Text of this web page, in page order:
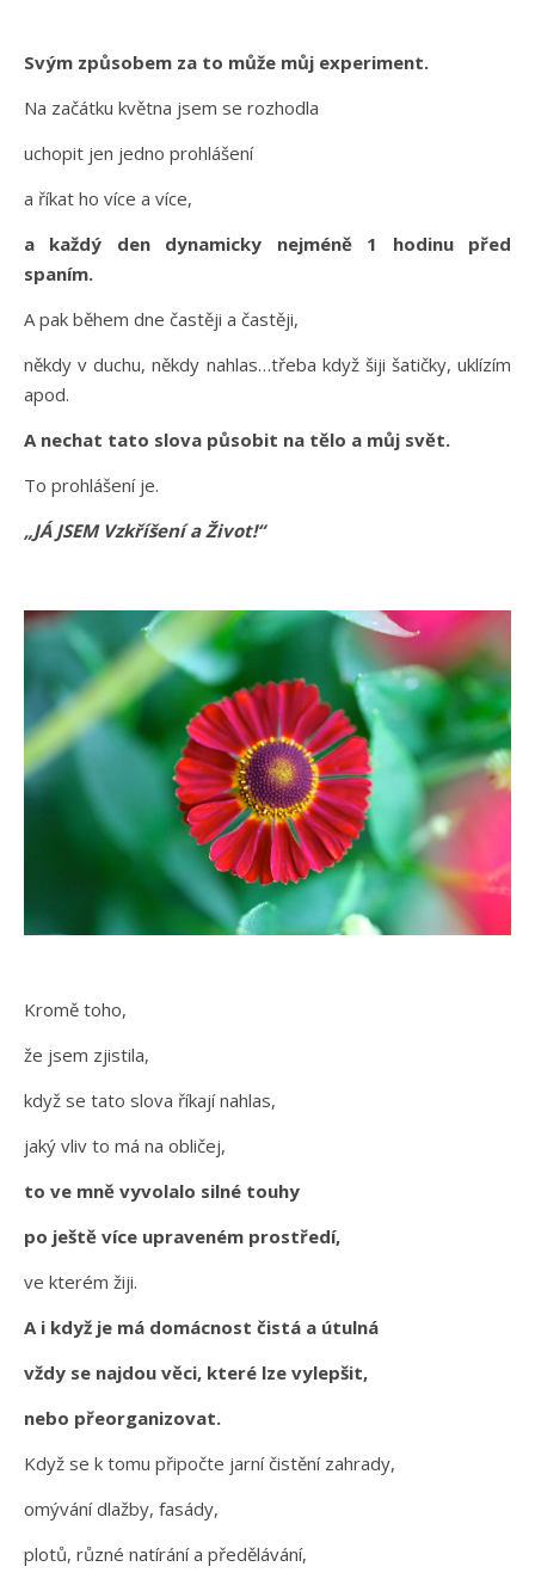
Svým způsobem za to může můj experiment.
Na začátku května jsem se rozhodla
uchopit jen jedno prohlášení
a říkat ho více a více,
a každý den dynamicky nejméně 1 hodinu před
spaním.
A pak během dne častěji a častěji,
někdy v duchu, někdy nahlas…třeba když šiji šatičky, uklízím
apod.
A nechat tato slova působit na tělo a můj svět.
To prohlášení je.
„JÁ JSEM Vzkříšení a Život!“
Kromě toho,
že jsem zjistila,
když se tato slova říkají nahlas,
jaký vliv to má na obličej,
to ve mně vyvolalo silné touhy
po ještě více upraveném prostředí,
ve kterém žiji.
A i když je má domácnost čistá a útulná
vždy se najdou věci, které lze vylepšit,
nebo přeorganizovat.
Když se k tomu připočte jarní čistění zahrady,
omývání dlažby, fasády,
plotů, různé natírání a předělávání,